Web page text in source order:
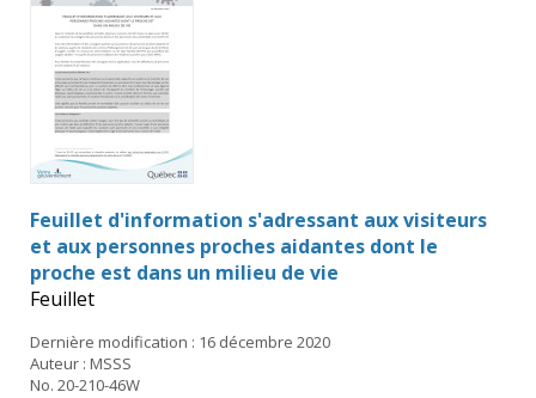
Feuillet d'information s'adressant aux visiteurs
et aux personnes proches aidantes dont le
proche est dans un milieu de vie
Feuillet
Dernière modification : 16 décembre 2020
Auteur : MSSS
No. 20-210-46W